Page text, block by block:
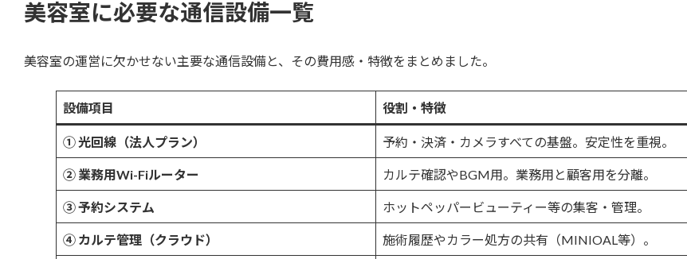
美容室に必要な通信設備一覧
美容室の運営に欠かせない主要な通信設備と、その費用感・特徴をまとめました。
設備項目 役割・特徴
① 光回線（法人プラン） 予約・決済・カメラすべての基盤。安定性を重視。
② 業務用Wi-Fiルーター カルテ確認やBGM用。業務用と顧客用を分離。
③ 予約システム ホットペッパービューティー等の集客・管理。
④ カルテ管理（クラウド） 施術履歴やカラー処方の共有（MINIOAL等）。